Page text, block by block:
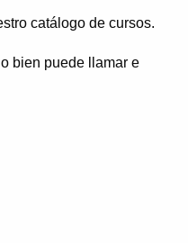
catálogo de cursos.
bien puede llamar e